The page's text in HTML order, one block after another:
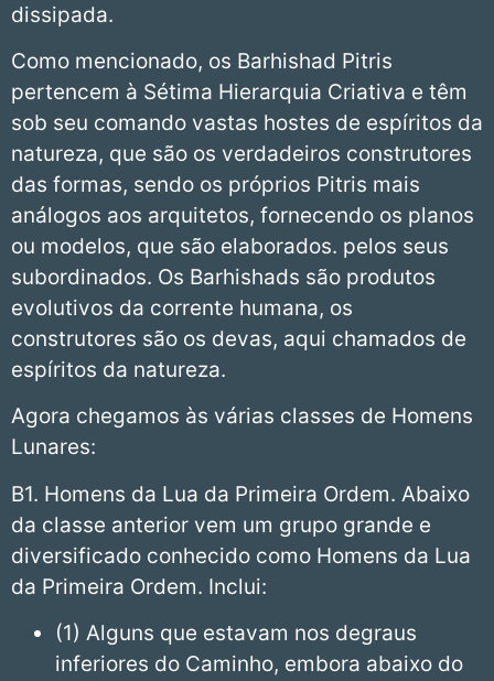
dissipada.
Como mencionado, os Barhishad Pitris
pertencem à Sétima Hierarquia Criativa e têm
sob seu comando vastas hostes de espíritos da
natureza, que são os verdadeiros construtores
das formas, sendo os próprios Pitris mais
análogos aos arquitetos, fornecendo os planos
ou modelos, que são elaborados. pelos seus
subordinados. Os Barhishads são produtos
evolutivos da corrente humana, os
construtores são os devas, aqui chamados de
espíritos da natureza.
Agora chegamos às várias classes de Homens
Lunares:
B1. Homens da Lua da Primeira Ordem. Abaixo
da classe anterior vem um grupo grande e
diversificado conhecido como Homens da Lua
da Primeira Ordem. Inclui:
(1) Alguns que estavam nos degraus
inferiores do Caminho, embora abaixo do